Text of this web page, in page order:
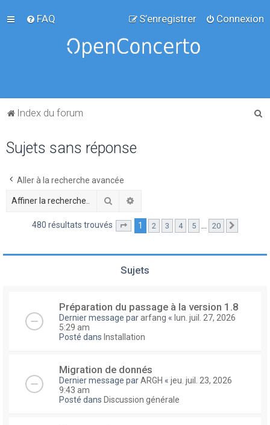
FAQ Connexion
S’enregistrer
Index du forum
Sujets sans réponse
Aller à la recherche avancée
Rechercher
480 résultats trouvés Page sur20
1 2 3 4 5 … 20
Sujets
Préparation du passage à la version 1.8
Dernier message pararfang « lun. juil. 27, 2026
5:29 am
Posté dans Installation
Migration de donnés
Dernier message parARGH « jeu. juil. 23, 2026
9:43 am
Posté dans Discussion générale